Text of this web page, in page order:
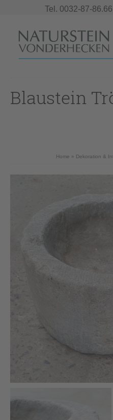
Tel. 0032-87-
Blaustein
Home » Dekoration &